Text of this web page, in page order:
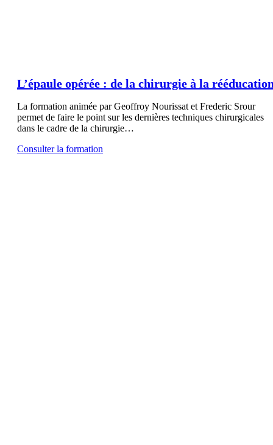
L’épaule opérée : de la chirurgie à la
La formation animée par Geoffroy Nourissat et Frederic Srour
permet de faire le point sur les dernières techniques chirurgicales
dans le cadre de la chirurgie…
Consulter la formation